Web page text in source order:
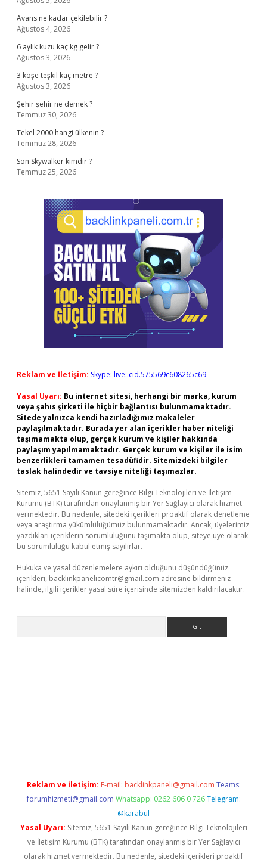
Avans ne kadar çekilebilir ?
Ağustos 4, 2026
6 aylık kuzu kaç kg gelir ?
Ağustos 3, 2026
3 köşe teşkil kaç metre ?
Ağustos 3, 2026
Şehir şehir ne demek ?
Temmuz 30, 2026
Tekel 2000 hangi ülkenin ?
Temmuz 28, 2026
Son Skywalker kimdir ?
Temmuz 25, 2026
Reklam ve İletişim: Skype: live:.cid.575569c608265c69
Yasal Uyarı: Bu internet sitesi, herhangi bir marka, kurum
veya şahıs şirketi ile hiçbir bağlantısı bulunmamaktadır.
Sitede yalnızca kendi hazırladığımız makaleler
paylaşılmaktadır. Burada yer alan içerikler haber niteliği
taşımamakta olup, gerçek kurum ve kişiler hakkında
paylaşım yapılmamaktadır. Gerçek kurum ve kişiler ile isim
benzerlikleri tamamen tesadüfidir. Sitemizdeki bilgiler
taslak halindedir ve tavsiye niteliği taşımazlar.
Sitemiz, 5651 Sayılı Kanun gereğince Bilgi Teknolojileri ve İletişim
Kurumu (BTK) tarafından onaylanmış bir Yer Sağlayıcı olarak hizmet
vermektedir. Bu nedenle, sitedeki içerikleri proaktif olarak denetleme
veya araştırma yükümlülüğümüz bulunmamaktadır. Ancak, üyelerimiz
yazdıkları içeriklerin sorumluluğunu taşımakta olup, siteye üye olarak
bu sorumluluğu kabul etmiş sayılırlar.
Hukuka ve yasal düzenlemelere aykırı olduğunu düşündüğünüz
içerikleri, backlinkpanelicomtr@gmail.com adresine bildirmeniz
halinde, ilgili içerikler yasal süre içerisinde sitemizden kaldırılacaktır.
Reklam ve İletişim: E-mail: backlinkpaneli@gmail.com Teams:
forumhizmeti@gmail.com Whatsapp: 0262 606 0 726 Telegram:
@karabul
Yasal Uyarı: Sitemiz, 5651 Sayılı Kanun gereğince Bilgi Teknolojileri
ve İletişim Kurumu (BTK) tarafından onaylanmış bir Yer Sağlayıcı
olarak hizmet vermektedir. Bu nedenle, sitedeki içerikleri proaktif